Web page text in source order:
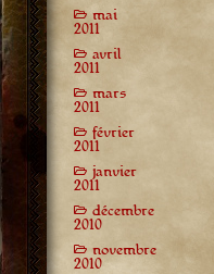
mai
2011
avril
2011
mars
2011
février
2011
janvier
2011
décembre
2010
novembre
2010